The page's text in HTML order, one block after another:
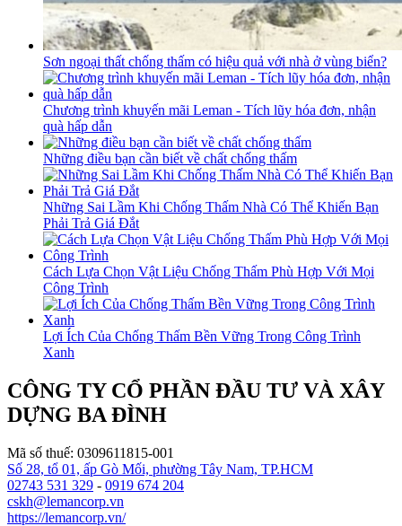
Sơn ngoại thất chống thấm có hiệu quả với nhà ở vùng biển?
Chương trình khuyến mãi Leman - Tích lũy hóa đơn, nhận
quà hấp dẫn
Những điều bạn cần biết về chất chống thấm
Những Sai Lầm Khi Chống Thấm Nhà Có Thể Khiến Bạn
Phải Trả Giá Đắt
Cách Lựa Chọn Vật Liệu Chống Thấm Phù Hợp Với Mọi
Công Trình
Lợi Ích Của Chống Thấm Bền Vững Trong Công Trình
Xanh
CÔNG TY CỔ PHẦN ĐẦU TƯ VÀ XÂY
DỰNG BA ĐÌNH
Mã số thuế: 0309611815-001
Số 28, tổ 01, ấp Gò Mối, phường Tây Nam, TP.HCM
02743 531 329 - 0919 674 204
cskh@lemancorp.vn
https://lemancorp.vn/